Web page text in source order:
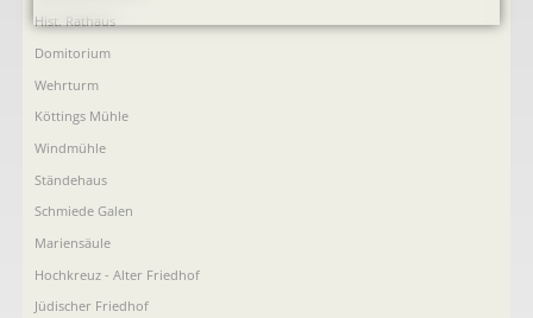
Hist. Rathaus
Domitorium
Wehrturm
Köttings Mühle
Windmühle
Ständehaus
Schmiede Galen
Mariensäule
Hochkreuz - Alter Friedhof
Jüdischer Friedhof